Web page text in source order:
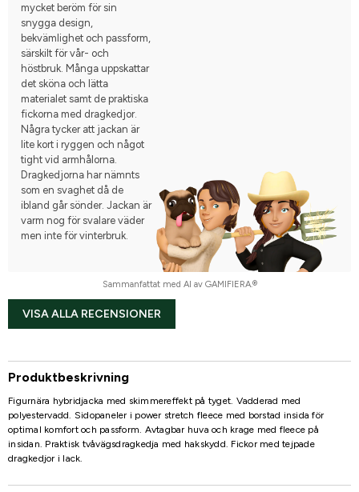
mycket beröm för sin
snygga design,
bekvämlighet och passform,
särskilt för vår- och
höstbruk. Många uppskattar
det sköna och lätta
materialet samt de praktiska
fickorna med dragkedjor.
Några tycker att jackan är
lite kort i ryggen och något
tight vid armhålorna.
Dragkedjorna har nämnts
som en svaghet då de
ibland går sönder. Jackan är
varm nog för svalare väder
men inte för vinterbruk.
Sammanfattat med AI av GAMIFIERA.®
VISA ALLA RECENSIONER
Produktbeskrivning
Figurnära hybridjacka med skimmereffekt på tyget. Vadderad med
polyestervadd. Sidopaneler i power stretch fleece med borstad insida för
optimal komfort och passform. Avtagbar huva och krage med fleece på
insidan. Praktisk tvåvägsdragkedja med hakskydd. Fickor med tejpade
dragkedjor i lack.